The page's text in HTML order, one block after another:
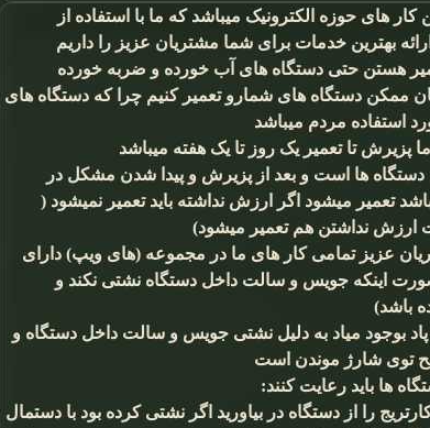
های حوزه الکترونیک میباشد که ما با استفاده از
بهترین خدمات برای شما مشتریان عزیز را داریم
هستن حتی دستگاه های آب خورده و ضربه خورده
ممکن دستگاه های شمارو تعمیر کنیم چرا که دستگاه های
استفاده مردم میباشد
پزیرش تا تعمیر یک روز تا یک هفته میباشد
ها است و بعد از پزیرش و پیدا شدن مشکل در
تعمیر میشود اگر ارزش نداشته باید تعمیر نمیشود (
نداشتن هم تعمیر میشود)
عزیز تمامی کار های ما در مجموعه (های ویپ) دارای
اینکه جویس و سالت داخل دستگاه نشتی نکند و
باشد)
بوجود میاد به دلیل نشتی جویس و سالت داخل دستگاه و
توی شارژ موندن است
ها باید رعایت کنند:
را از دستگاه در بیاورید اگر نشتی کرده بود با دستمال